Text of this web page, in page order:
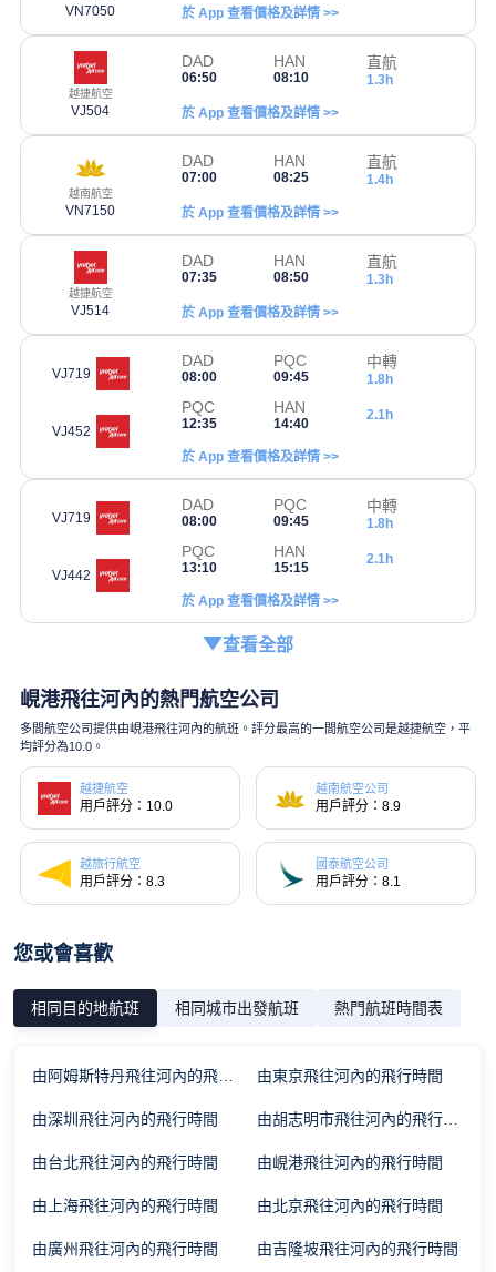
VN7050 於 App 查看價格及詳情 >>
越捷航空
VJ504
DAD
06:50
HAN
08:10
直航
1.3h
於 App 查看價格及詳情 >>
越南航空
VN7150
DAD
07:00
HAN
08:25
直航
1.4h
於 App 查看價格及詳情 >>
越捷航空
VJ514
DAD
07:35
HAN
08:50
直航
1.3h
於 App 查看價格及詳情 >>
VJ719
DAD
08:00
PQC
09:45
中轉
1.8h
VJ452
PQC
12:35
HAN
14:40
2.1h
於 App 查看價格及詳情 >>
VJ719
DAD
08:00
PQC
09:45
中轉
1.8h
VJ442
PQC
13:10
HAN
15:15
2.1h
於 App 查看價格及詳情 >>
查看全部
峴港飛往河內的熱門航空公司
多間航空公司提供由峴港飛往河內的航班。評分最高的一間航空公司是越捷航空，平
均評分為10.0。
越捷航空
用戶評分：10.0
越南航空公司
用戶評分：8.9
越旅行航空
用戶評分：8.3
國泰航空公司
用戶評分：8.1
您或會喜歡
相同目的地航班 相同城市出發航班 熱門航班時間表
由東京飛往河內的飛行時間
由深圳飛往河內的飛行時間
由台北飛往河內的飛行時間 由峴港飛往河內的飛行時間
由上海飛往河內的飛行時間 由北京飛往河內的飛行時間
由廣州飛往河內的飛行時間 由吉隆坡飛往河內的飛行時間